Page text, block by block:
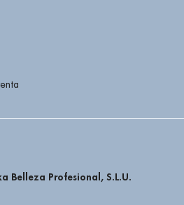
Belleza Profesional, S.L.U.